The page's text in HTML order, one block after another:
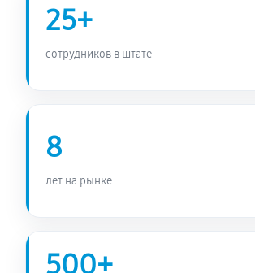
MTB Bundle
25+
сотрудников в штате
8
лет на рынке
500+